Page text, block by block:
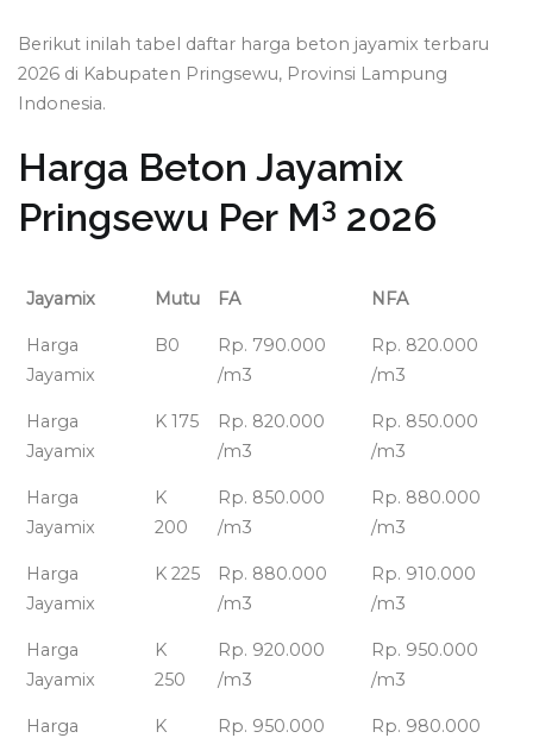
Berikut inilah tabel daftar harga beton jayamix terbaru
2026 di Kabupaten Pringsewu, Provinsi Lampung
Indonesia.
Harga Beton Jayamix
Pringsewu Per M3 2026
Jayamix Mutu FA NFA
Harga
Jayamix
B0
Rp. 790.000
/m3
Rp. 820.000
/m3
Harga
Jayamix
K 175
Rp. 820.000
/m3
Rp. 850.000
/m3
Harga
Jayamix
K
200
Rp. 850.000
/m3
Rp. 880.000
/m3
Harga
Jayamix
K 225
Rp. 880.000
/m3
Rp. 910.000
/m3
Harga
Jayamix
K
250
Rp. 920.000
/m3
Rp. 950.000
/m3
Harga
K
Rp. 950.000
Rp. 980.000